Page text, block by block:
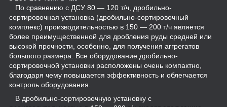
По сравнению с ДСУ 80 ― 120 т/ч, дробильно-
сортировочная установка (дробильно-сортировочный
комплекс) производительностью в 150 ― 200 т/ч является
более преимущественной для дробления руды средней или
высокой прочности, особенно, для получения аггрегатов
большого размера. Все оборудование дробильно-
сортировочной установки расположены очень компактно,
благодаря чему повышается эффективность и облегчается
контроль оборудования.
В дробильно-сортировочную установку с